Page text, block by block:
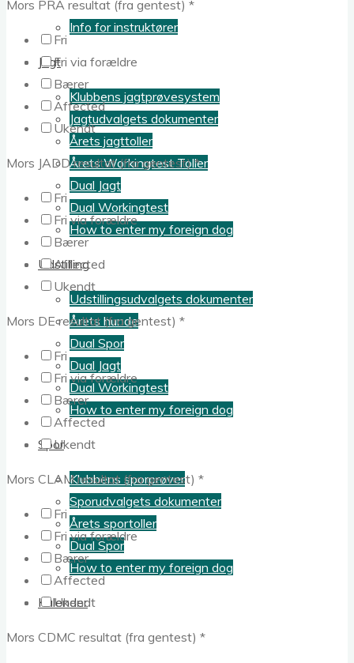
Info for instruktører
Jagt
Klubbens jagtprøvesystem
Jagtudvalgets dokumenter
Årets jagttoller
Årets Workingtest Toller
Dual Jagt
Dual Workingtest
How to enter my foreign dog
Udstilling
Udstillingsudvalgets dokumenter
Årets hunde
Dual Spor
Dual Jagt
Dual Workingtest
How to enter my foreign dog
Spor
Klubbens sporprøver
Sporudvalgets dokumenter
Årets sportoller
Dual Spor
How to enter my foreign dog
Kalender
Mors PRA resultat (fra gentest) *
Fri
Fri via forældre
Bærer
Affected
Ukendt
Mors JADD resultat (fra gentest)*
Fri
Fri via forældre
Bærer
Affected
Ukendt
Mors DE resultat (fra gentest) *
Fri
Fri via forældre
Bærer
Affected
Ukendt
Mors CLAM resultat (fra gentest) *
Fri
Fri via forældre
Bærer
Affected
Ukendt
Mors CDMC resultat (fra gentest) *